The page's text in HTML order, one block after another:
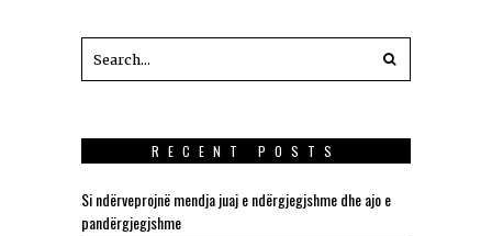
RECENT POSTS
Si ndërveprojnë mendja juaj e ndërgjegjshme dhe ajo e
pandërgjegjshme